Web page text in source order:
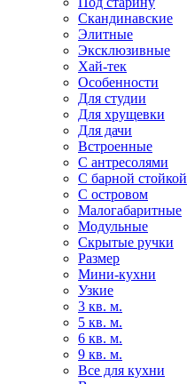
Скандинавские
Элитные
Эксклюзивные
Хай-тек
Особенности
Для студии
Для хрущевки
Для дачи
Встроенные
С антресолями
С барной стойкой
С островом
Малогабаритные
Модульные
Скрытые ручки
Размер
Мини-кухни
Узкие
3 кв. м.
5 кв. м.
6 кв. м.
9 кв. м.
Все для кухни